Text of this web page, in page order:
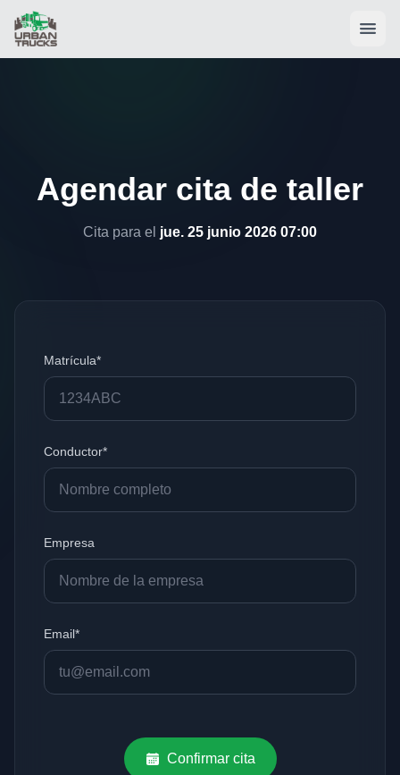
Agendar cita de taller
Cita para el jue. 25 junio 2026 07:00
Matrícula*
Conductor*
Empresa
Email*
Confirmar cita